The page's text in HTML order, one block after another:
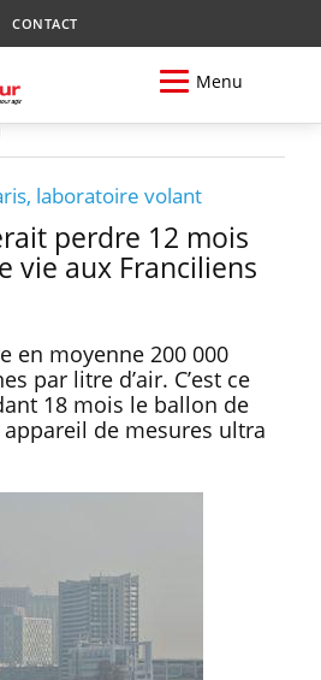
CONTACT
Menu
laboratoire volant
perdre 12 mois
vie aux Franciliens
en moyenne 200 000
par litre d’air. C’est ce
18 mois le ballon de
appareil de mesures ultra